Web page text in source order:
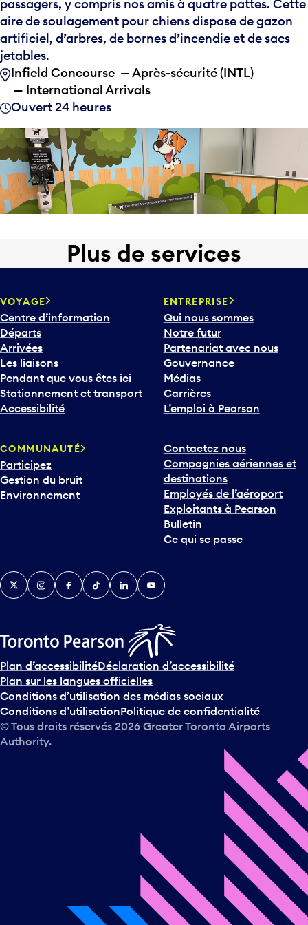
passagers, y compris nos amis à quatre pattes. Cette
aire de soulagement pour chiens dispose de gazon
artificiel, d’arbres, de bornes d’incendie et de sacs
jetables.
Infield Concourse — Après-sécurité (INTL)
— International Arrivals
Ouvert 24 heures
Plus de services
VOYAGE
Centre d’information
Départs
Arrivées
Les liaisons
Pendant que vous êtes ici
Stationnement et transport
Accessibilité
ENTREPRISE
Qui nous sommes
Notre futur
Partenariat avec nous
Gouvernance
Médias
Carrières
L’emploi à Pearson
COMMUNAUTÉ
Participez
Gestion du bruit
Environnement
Contactez nous
Compagnies aériennes et
destinations
Employés de l’aéroport
Exploitants à Pearson
Bulletin
Ce qui se passe
TwitterInstagramFacebook
TikTokLinkedInYouTube
Plan d’accessibilitéDéclaration d’accessibilité
Plan sur les langues officielles
Conditions d’utilisation des médias sociaux
Conditions d’utilisationPolitique de confidentialité
© Tous droits réservés 2026 Greater Toronto Airports
Authority.